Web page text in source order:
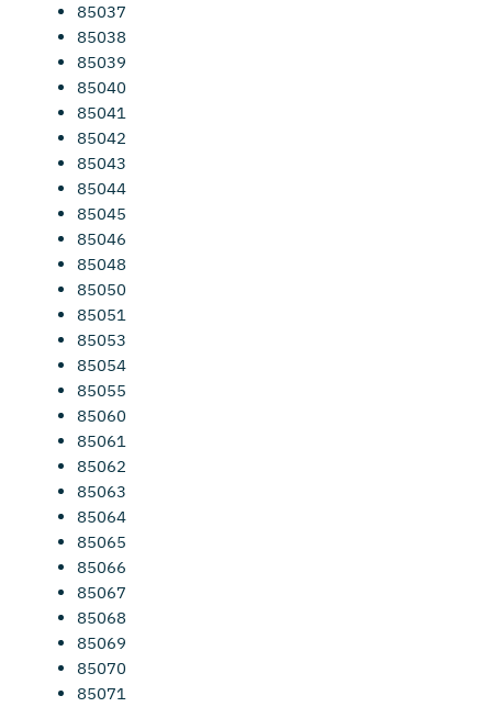
85037
85038
85039
85040
85041
85042
85043
85044
85045
85046
85048
85050
85051
85053
85054
85055
85060
85061
85062
85063
85064
85065
85066
85067
85068
85069
85070
85071